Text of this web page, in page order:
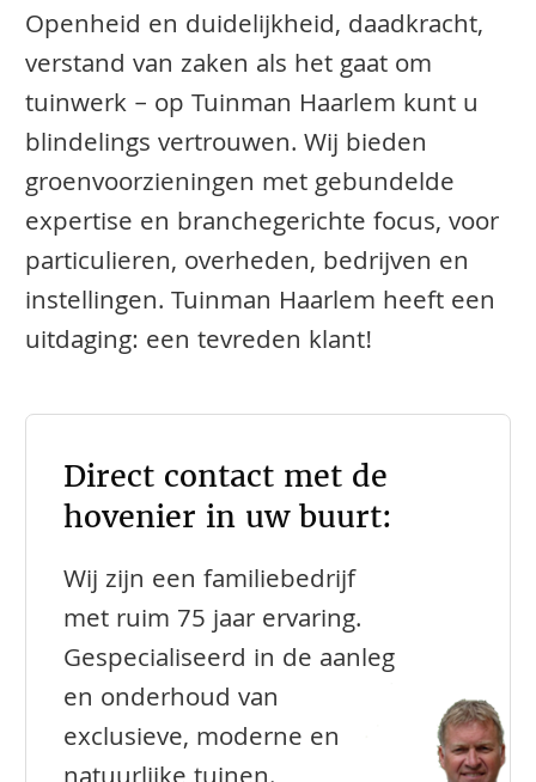
Openheid en duidelijkheid, daadkracht,
verstand van zaken als het gaat om
tuinwerk – op Tuinman Haarlem kunt u
blindelings vertrouwen. Wij bieden
groenvoorzieningen met gebundelde
expertise en branchegerichte focus, voor
particulieren, overheden, bedrijven en
instellingen. Tuinman Haarlem heeft een
uitdaging: een tevreden klant!
Direct contact met de
hovenier in uw buurt:
Wij zijn een familiebedrijf
met ruim 75 jaar ervaring.
Gespecialiseerd in de aanleg
en onderhoud van
exclusieve, moderne en